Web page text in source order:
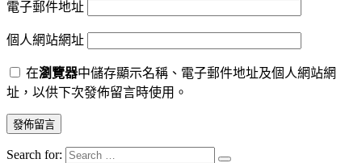
電子郵件地址
個人網站網址
在瀏覽器中儲存顯示名稱、電子郵件地址及個人網站網
址，以供下次發佈留言時使用。
Search for: